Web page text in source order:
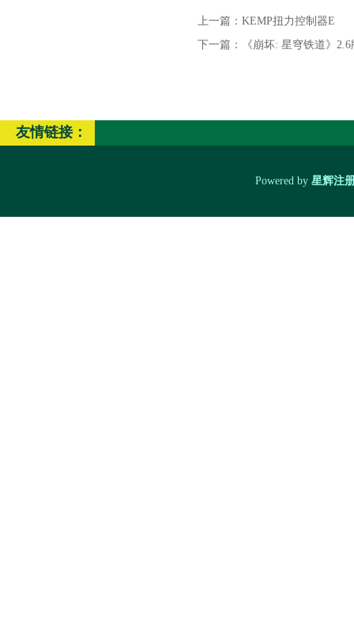
上一篇： KEMP扭力控制器E
下一篇：
《崩坏: 星穹铁道》
友情链接：
Powered by 星辉注